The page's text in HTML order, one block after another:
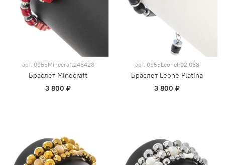
арт. 0955Minecraft248428
Браслет Minecraft
3 800 ₽
арт. 0955LeoneP02.033
Браслет Leone Platina
3 800 ₽